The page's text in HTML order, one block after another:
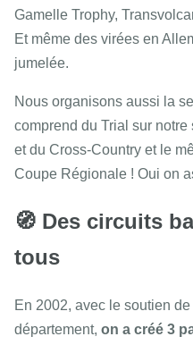
Gamelle Trophy,
Et même des virées en
jumelée.
Nous organisons aussi la
comprend du Trial sur
et du Cross-Country et le
Coupe Régionale ! Oui on
🧭 Des circuits
tous
En 2002, avec le soutien
département, on a créé 3